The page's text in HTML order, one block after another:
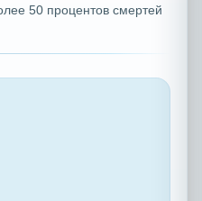
50 процентов смертей